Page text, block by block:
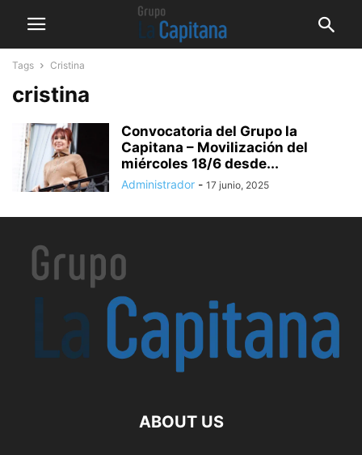
Tags Cristina
cristina
Convocatoria del Grupo la
Capitana – Movilización del
miércoles 18/6 desde...
Administrador - 17 junio, 2025
ABOUT US